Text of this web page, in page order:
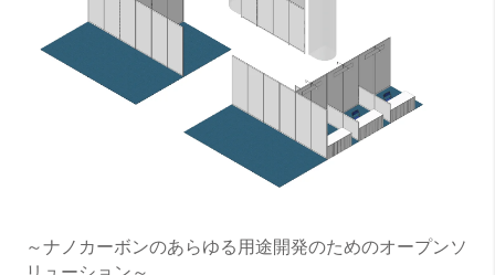
～ナノカーボンのあらゆる用途開発のためのオープンソ